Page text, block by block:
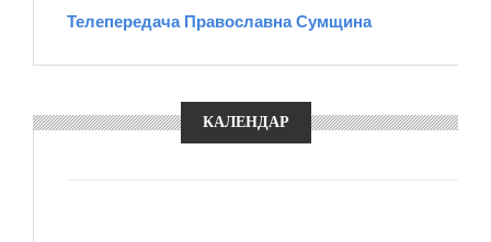
Телепередача Православна Сумщина
КАЛЕНДАР